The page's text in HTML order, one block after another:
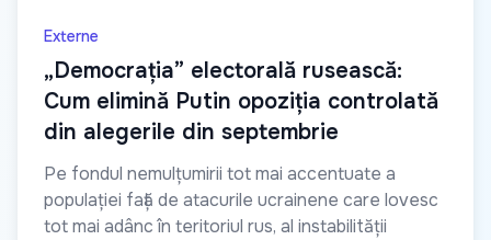
Externe
„Democrația” electorală rusească:
Cum elimină Putin opoziția controlată
din alegerile din septembrie
Pe fondul nemulțumirii tot mai accentuate a
populației față de atacurile ucrainene care lovesc
tot mai adânc în teritoriul rus, al instabilității